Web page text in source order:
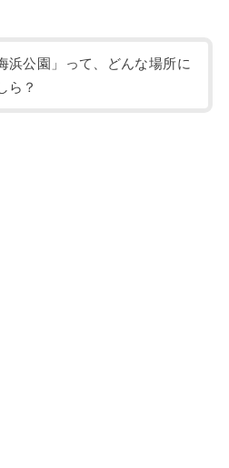
浜公園」って、どんな場所に
ら？